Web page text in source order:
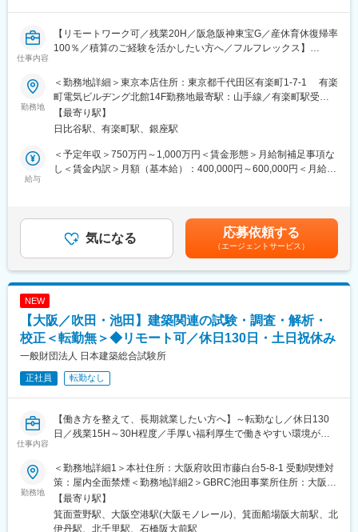
■配属先について：
建築確認検査課：17名（意匠グループ：５名）で構成されていま
■はたらき方：＜WLB整えたい方必見！＞
休日120日／リモート勤務可／残業平均20～30時間／平均有給取
得14日と、ワークライフバランスが整えやすい環境です。
■当法人の特徴：
・第三者機関として公正な立場で審査を行っており、利益追求が
務の新しい展開を目指して職員が独自に取り組む自主研究も行っ
ています。
中途入社の社員も在籍しており、馴染みやすい環境です。職員数
付いており、離職率は低いです。
っていますが、希望すれば65才までの再雇用（嘱託）が可能で
す。
仕事内容
【リモートワーク可／残業20H／阪急阪神東宝G／産休育休復帰率
100％／積算のご経験を活かしたい方へ／フルフレックス】
■業務概要：
東京本店にて建築コストマネジメント担当をしていただきます。
【業務詳細】
・積算業務のスペシャリストとして建築工事（新築、改修）に関
する積算、見積業務全般
（数量の拾い出しから概算コストの算出、スーパーゼネコン、専
門業者との価格交渉まで）
・工事費の査定業務として新規顧客の査定及び継続顧客の査定
・維持保全計画策定といった長期修繕計画策定業務
■携わるプロジェクト
・豊富なプロジェクトに携わることができます。例として、百貨
三井住友銀行 本店ビルディング、江ノ島電鉄 鎌倉駅、阪急西宮ガ
ーデンズなど
※東京本店ではHPからの問い合わせ、金融機関からのご紹介が多
く、グループ会社以外からの民間案件が多数です。
■組織構成：
働きやすい環境のため、当社に長期就業している方も多いのも特
徴です。
フルフレックス・リモートワーク可（在席6ヵ月経過以降）・年休
124日・残業20H・土日祝休みや産休育休復帰率100％など働きや
すい環境が整っております。
■弊社の特徴：
◇創業してから25年ほどで、CM業界のリーディングカンパニー
勤務地
＜勤務地詳細＞東京本店住所：東京都千代田区有楽町1-7-1 有楽
町電気ビルヂング北館14F勤務地最寄駅：山手線／有楽町駅受動
喫煙対策：屋内全面禁煙
【最寄り駅】
日比谷駅、有楽町駅、銀座駅
給与
＜予定年収＞750万円～1,000万円＜賃金形態＞月給制補足事項な
し＜賃金内訳＞月額（基本給）：400,000円～600,000円＜月給＞
までも目安の金額であり、選考を通じて上下する可能性がありま
す。月給(月額)は固定手当を含めた表記です。
気になる 応募依頼する
（エージェントサービス）
NEW
【大阪／吹田・池田】建築関連の試験・調査・解析・
校正＜転勤無＞◆リモート可／休日130日・土日祝休み
一般財団法人 日本建築総合試験所
正社員 転勤なし
仕事内容
【働き方を整えて、長期就業したい方へ】～転勤なし／休日130
日／残業15H～30H程度／手厚い福利厚生で働きやすい環境が整
当法人は、1964年に設立された一般財団法人で、公正中立な第三
者機関として高品質で信頼性のある試験・研究、評価、審査、認
証等を行い社会に貢献しています。
吹田本部では、国際基準に基づいた品質システムを構築し、品質
方針にのっとった試験業務を実施しています。試験分野において
勤務地
＜勤務地詳細1＞本社住所：大阪府吹田市藤白台5-8-1 受動喫煙対
策：屋内全面禁煙＜勤務地詳細2＞GBRC池田事業所住所：大阪府
池田市豊島南二丁目204番地 受動喫煙対策：屋内全面禁煙
【最寄り駅】
箕面萱野駅、大阪空港駅(大阪モノレール)、箕面船場阪大前駅、北
伊丹駅、北千里駅、石橋阪大前駅